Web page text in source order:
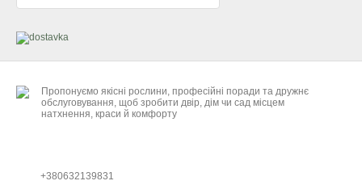
Пропонуємо якісні рослини, професійні поради та дружнє
обслуговування, щоб зробити двір, дім чи сад місцем
натхнення, краси й комфорту
+380632139831